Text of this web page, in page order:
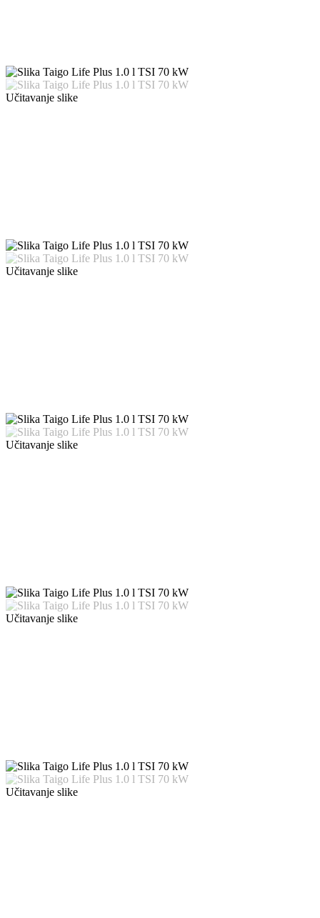
Učitavanje slike
Učitavanje slike
Učitavanje slike
Učitavanje slike
Učitavanje slike